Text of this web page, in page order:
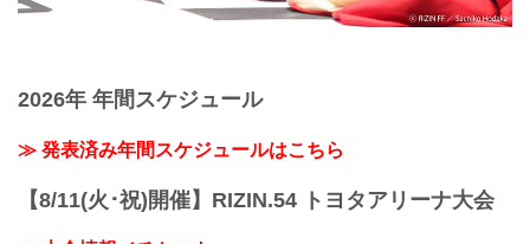
2026年 年間スケジュール
≫ 発表済み年間スケジュールはこちら
【8/11(火･祝)開催】RIZIN.54 トヨタアリーナ大会